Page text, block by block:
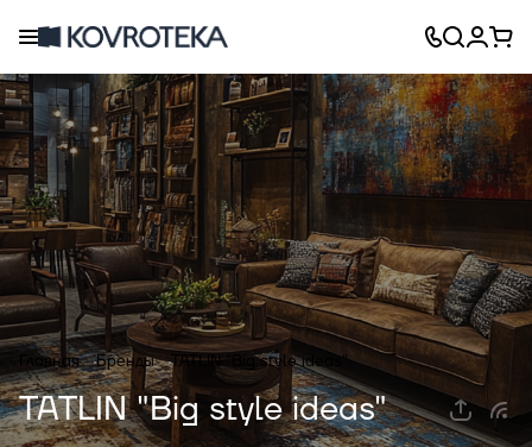
Главная Бренды TATLIN "Big style ideas"
TATLIN "Big style ideas"